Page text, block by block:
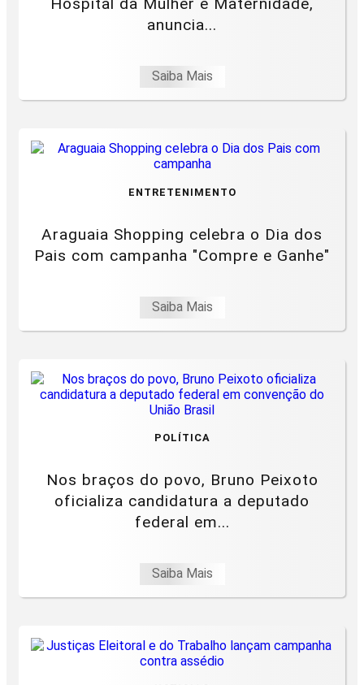
Hospital da Mulher e Maternidade,
anuncia...
Saiba Mais
ENTRETENIMENTO
Araguaia Shopping celebra o Dia dos
Pais com campanha "Compre e Ganhe"
Saiba Mais
POLÍTICA
Nos braços do povo, Bruno Peixoto
oficializa candidatura a deputado
federal em...
Saiba Mais